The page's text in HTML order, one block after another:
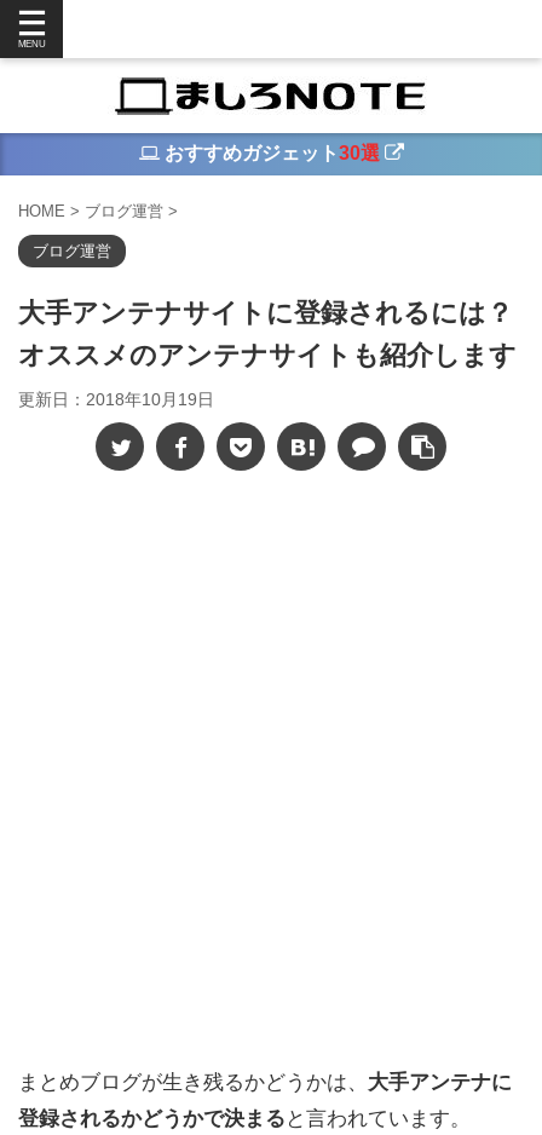
おすすめガジェット30選
HOME > ブログ運営 >
ブログ運営
大手アンテナサイトに登録されるには？
オススメのアンテナサイトも紹介します
更新日： 2018年10月19日
まとめブログが生き残るかどうかは、 大手アンテナに
登録されるかどうかで決まる と言われています。